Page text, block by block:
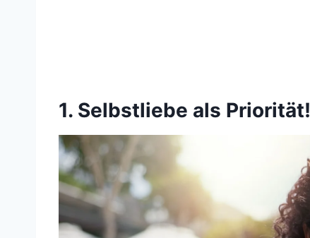
1. Selbstliebe als Priorität!